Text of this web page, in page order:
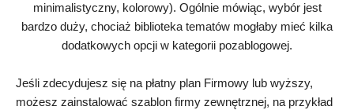
minimalistyczny, kolorowy). Ogólnie mówiąc, wybór jest
bardzo duży, chociaż biblioteka tematów mogłaby mieć kilka
dodatkowych opcji w kategorii pozablogowej.
Jeśli zdecydujesz się na płatny plan Firmowy lub wyższy,
możesz zainstalować szablon firmy zewnętrznej, na przykład